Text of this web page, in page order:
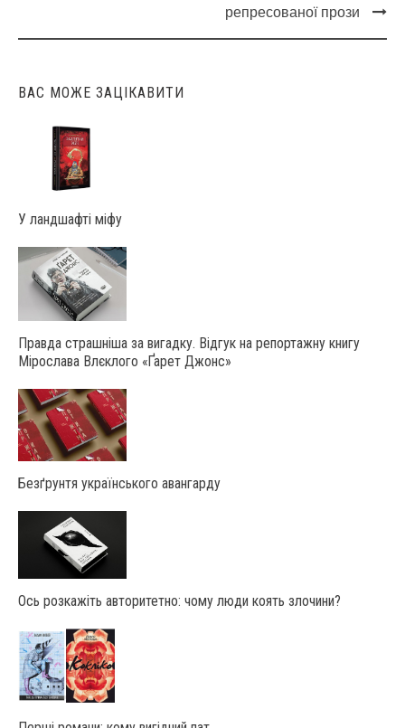
репресованої прози
ВАС МОЖЕ ЗАЦІКАВИТИ
У ландшафті міфу
Правда страшніша за вигадку. Відгук на репортажну книгу
Мірослава Влєклого «Ґарет Джонс»
Безґрунтя українського авангарду
Ось розкажіть авторитетно: чому люди коять злочини?